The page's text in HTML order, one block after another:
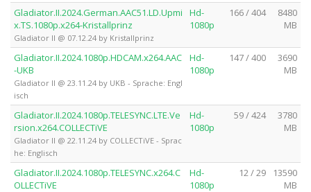
Gladiator.II.2024.German.AAC51.LD.Upmi
x.TS.1080p.x264-Kristallprinz
Gladiator II @ 07.12.24 by Kristallprinz
Hd-
1080p
166 / 404
8480
MB
Gladiator.II.2024.1080p.HDCAM.x264.AAC
-UKB
Gladiator II @ 23.11.24 by UKB - Sprache: Engl
isch
Hd-
1080p
147 / 400
3690
MB
Gladiator.II.2024.1080p.TELESYNC.LTE.Ve
rsion.x264.COLLECTiVE
Gladiator II @ 22.11.24 by COLLECTiVE - Sprac
he: Englisch
Hd-
1080p
59 / 424
3780
MB
Gladiator.II.2024.1080p.TELESYNC.x264.C
OLLECTiVE
Hd-
1080p
12 / 29
13590
MB